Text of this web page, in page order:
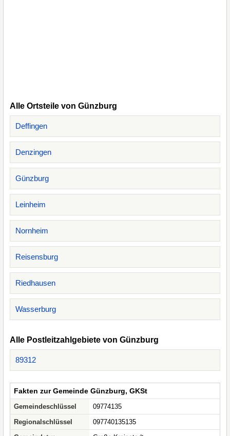
Alle Ortsteile von Günzburg
Deffingen
Denzingen
Günzburg
Leinheim
Nornheim
Reisensburg
Riedhausen
Wasserburg
Alle Postleitzahlgebiete von Günzburg
89312
Fakten zur Gemeinde Günzburg, GKSt
Gemeindeschlüssel
09774135
Regionalschlüssel
097740135135